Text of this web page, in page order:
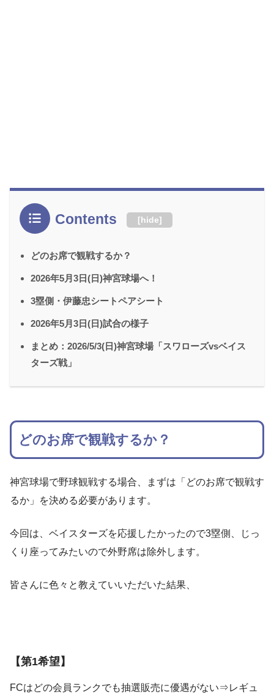
Contents [hide]
どのお席で観戦するか？
2026年5月3日(日)神宮球場へ！
3塁側・伊藤忠シートペアシート
2026年5月3日(日)試合の様子
まとめ：2026/5/3(日)神宮球場「スワローズvsベイス
ターズ戦」
どのお席で観戦するか？
神宮球場で野球観戦する場合、まずは「どのお席で観戦す
るか」を決める必要があります。
今回は、ベイスターズを応援したかったので3塁側、じっ
くり座ってみたいので外野席は除外します。
皆さんに色々と教えていいただいた結果、
【第1希望】
FCはどの会員ランクでも抽選販売に優遇がない⇒レギュ